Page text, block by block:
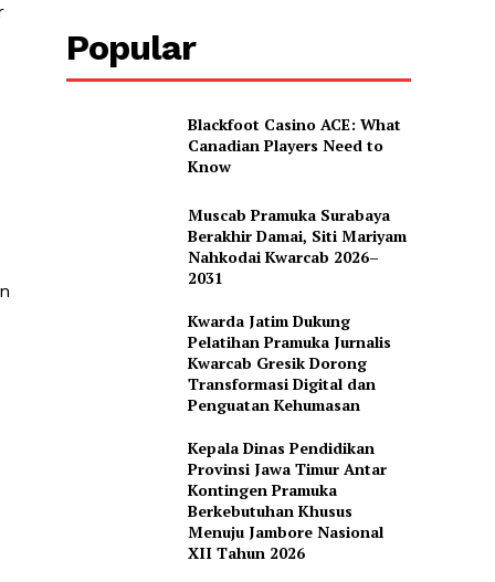
Popular
Blackfoot Casino ACE: What
Canadian Players Need to
Know
Muscab Pramuka Surabaya
Berakhir Damai, Siti Mariyam
Nahkodai Kwarcab 2026–
2031
Kwarda Jatim Dukung
Pelatihan Pramuka Jurnalis
Kwarcab Gresik Dorong
Transformasi Digital dan
Penguatan Kehumasan
Kepala Dinas Pendidikan
Provinsi Jawa Timur Antar
Kontingen Pramuka
Berkebutuhan Khusus
Menuju Jambore Nasional
XII Tahun 2026